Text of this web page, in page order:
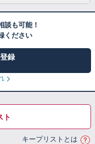
談も可能！
ください
録
ト
キープリストとは